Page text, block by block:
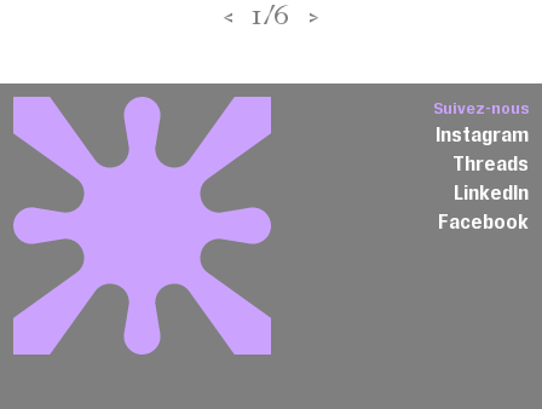
< 1/6 >
Suivez-nous
Instagram
Threads
LinkedIn
Facebook